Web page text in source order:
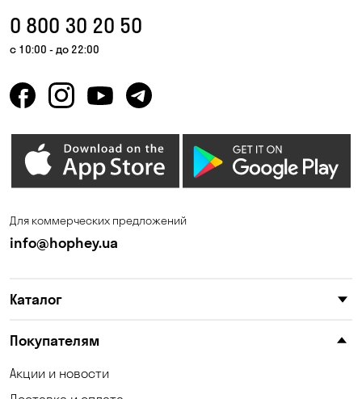
0 800 30 20 50
с 10:00 - до 22:00
Для коммерческих предложений
info@hophey.ua
Каталог
Покупателям
Акции и новости